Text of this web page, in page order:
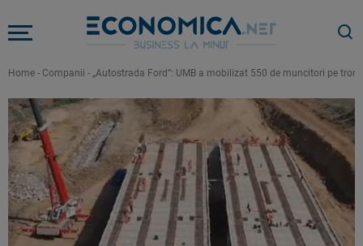
Home - Companii - „Autostrada Ford”: UMB a mobilizat 550 de muncitori pe